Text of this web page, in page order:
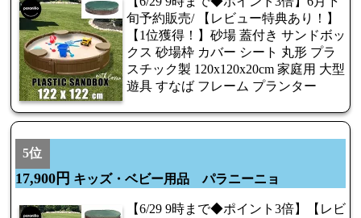
旬予約販売/ 【レビュー特典あり！】
【1位獲得！】砂場 蓋付き サンドボッ
クス 砂場枠 カバー シート 丸形 プラ
スチック製 120x120x20cm 家庭用 大型
遊具 すなば フレーム プランター
5位
17,900円 キッズ・ベビー用品 パラニーニョ
【6/29 9時まで◆ポイント3倍】【レビ